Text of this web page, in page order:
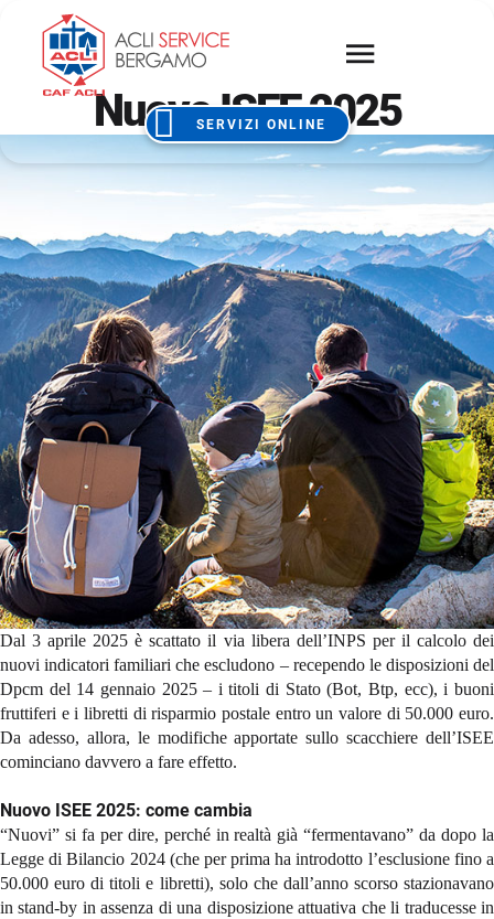
SERVIZI ONLINE
Nuovo ISEE 2025
Dal 3 aprile 2025 è scattato il via libera dell’INPS per il calcolo dei
nuovi indicatori familiari che escludono – recependo le disposizioni del
Dpcm del 14 gennaio 2025 – i titoli di Stato (Bot, Btp, ecc), i buoni
fruttiferi e i libretti di risparmio postale entro un valore di 50.000 euro.
Da adesso, allora, le modifiche apportate sullo scacchiere dell’ISEE
cominciano davvero a fare effetto.
Nuovo ISEE 2025: come cambia
“Nuovi” si fa per dire, perché in realtà già “fermentavano” da dopo la
Legge di Bilancio 2024 (che per prima ha introdotto l’esclusione fino a
50.000 euro di titoli e libretti), solo che dall’anno scorso stazionavano
in stand-by in assenza di una disposizione attuativa che li traducesse in